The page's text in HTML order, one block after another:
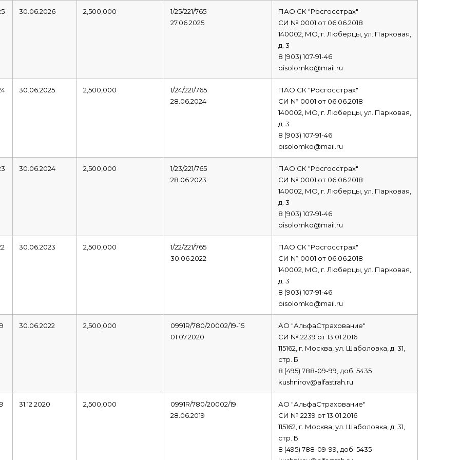
30.06.2026 2,500,000
1/25/221/765
27.06.2025
ПАО СК "Росгосстрах"
СИ № 0001 от 06.06.2018
140002, МО, г. Люберцы, ул. Парковая,
д. 3
8 (903) 107-91-46
oisolomko@mail.ru
30.06.2025 2,500,000
1/24/221/765
28.06.2024
ПАО СК "Росгосстрах"
СИ № 0001 от 06.06.2018
140002, МО, г. Люберцы, ул. Парковая,
д. 3
8 (903) 107-91-46
oisolomko@mail.ru
30.06.2024 2,500,000
1/23/221/765
28.06.2023
ПАО СК "Росгосстрах"
СИ № 0001 от 06.06.2018
140002, МО, г. Люберцы, ул. Парковая,
д. 3
8 (903) 107-91-46
oisolomko@mail.ru
30.06.2023 2,500,000
1/22/221/765
30.06.2022
ПАО СК "Росгосстрах"
СИ № 0001 от 06.06.2018
140002, МО, г. Люберцы, ул. Парковая,
д. 3
8 (903) 107-91-46
oisolomko@mail.ru
30.06.2022 2,500,000
0991R/780/20002/19-15
01.07.2020
АО "АльфаСтрахование"
СИ № 2239 от 13.01.2016
115162, г. Москва, ул. Шаболовка, д. 31,
стр. Б
8 (495) 788-09-99, доб. 5435
kushnirov@alfastrah.ru
31.12.2020 2,500,000
0991R/780/20002/19
28.06.2019
АО "АльфаСтрахование"
СИ № 2239 от 13.01.2016
115162, г. Москва, ул. Шаболовка, д. 31,
стр. Б
8 (495) 788-09-99, доб. 5435